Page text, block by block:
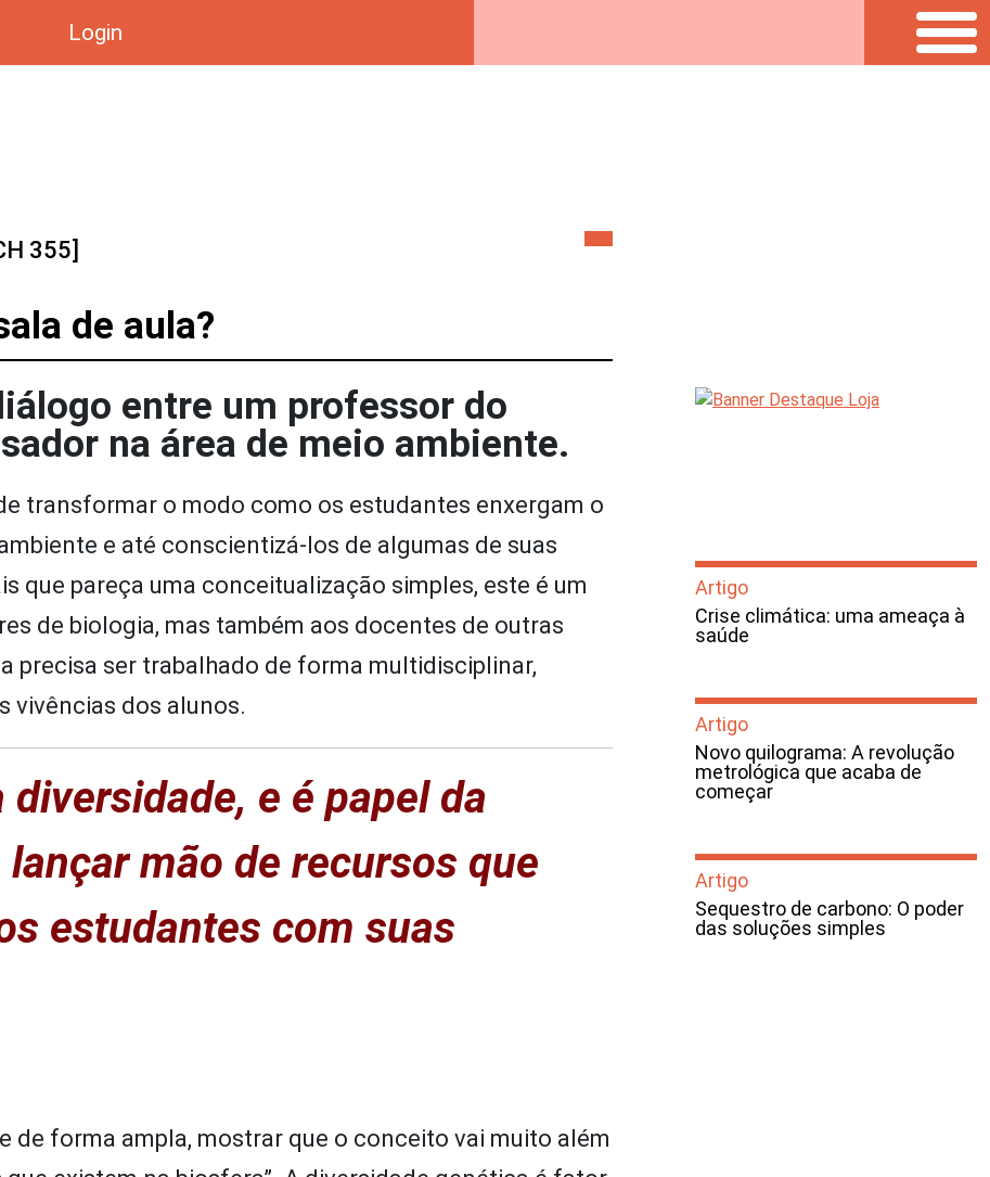
Login
355]
de aula?
entre um professor do
na área de meio ambiente.
transformar o modo como os estudantes enxergam o
e até conscientizá-los de algumas de suas
que pareça uma conceitualização simples, este é um
de biologia, mas também aos docentes de outras
precisa ser trabalhado de forma multidisciplinar,
vivências dos alunos.
e é papel da
mão de recursos que
estudantes com suas
de forma ampla, mostrar que o conceito vai muito além
Artigo
Crise climática: uma ameaça à
saúde
Artigo
Novo quilograma: A revolução
metrológica que acaba de
começar
Artigo
Sequestro de carbono: O poder
das soluções simples